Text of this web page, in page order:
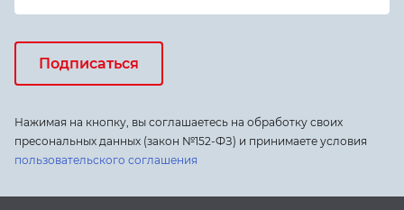
Подписаться
Нажимая на кнопку, вы соглашаетесь на обработку своих
пресональных данных (закон №152-ФЗ) и принимаете условия
пользовательского соглашения